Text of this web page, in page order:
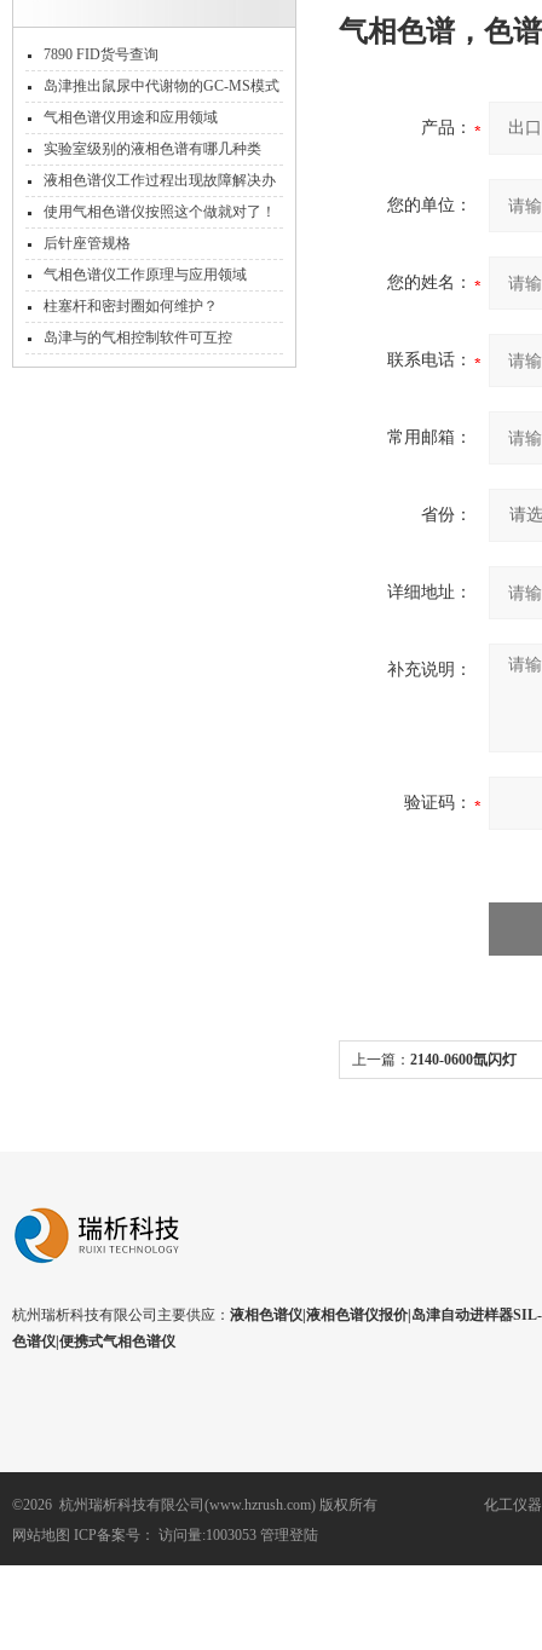
7890 FID货号查询
岛津推出鼠尿中代谢物的GC-MS模式
分析方案
气相色谱仪用途和应用领域
实验室级别的液相色谱有哪几种类
型？
液相色谱仪工作过程出现故障解决办
法
使用气相色谱仪按照这个做就对了！
后针座管规格
气相色谱仪工作原理与应用领域
柱塞杆和密封圈如何维护？
岛津与的气相控制软件可互控
气相色谱， 色
产品：
您的单位：
您的姓名：
联系电话：
常用邮箱：
省份：
详细地址：
补充说明：
验证码：
上一篇： 2140-0600氙闪灯
杭州瑞析科技有限公司主要供应： 液相色谱仪|液相色谱仪报价|岛津自动进样器
色谱仪|便携式气相色谱仪
©2026 杭州瑞析科技有限公司(www.hzrush.com) 版权所有
网站地图 ICP备案号： 访问量:1003053 管理登陆
化工仪